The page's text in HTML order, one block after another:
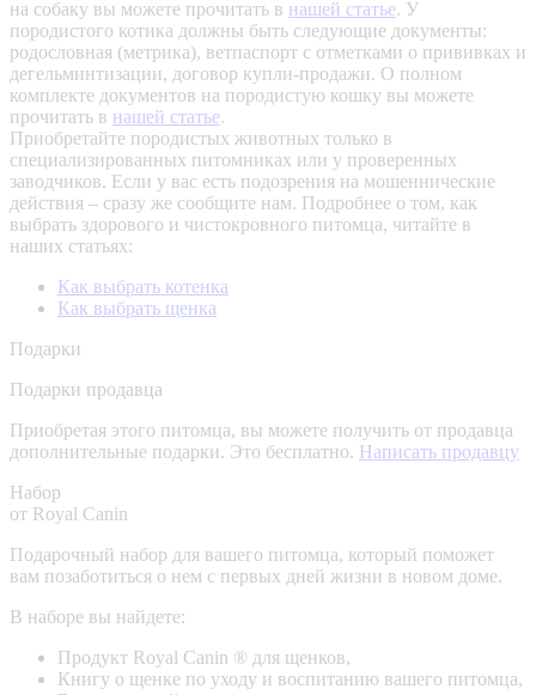
на собаку вы можете прочитать в нашей статье. У
породистого котика должны быть следующие документы:
родословная (метрика), ветпаспорт с отметками о прививках и
дегельминтизации, договор купли-продажи. О полном
комплекте документов на породистую кошку вы можете
прочитать в нашей статье.
Приобретайте породистых животных только в
специализированных питомниках или у проверенных
заводчиков. Если у вас есть подозрения на мошеннические
действия – сразу же сообщите нам. Подробнее о том, как
выбрать здорового и чистокровного питомца, читайте в
наших статьях:
Как выбрать котенка
Как выбрать щенка
Подарки
Подарки продавца
Приобретая этого питомца, вы можете получить от продавца
дополнительные подарки. Это бесплатно. Написать продавцу
Набор
от Royal Canin
Подарочный набор для вашего питомца, который поможет
вам позаботиться о нем с первых дней жизни в новом доме.
В наборе вы найдете:
Продукт Royal Canin ® для щенков,
Книгу о щенке по уходу и воспитанию вашего питомца,